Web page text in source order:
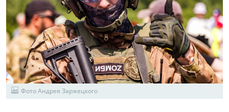
Фото Андрея Заржецкого